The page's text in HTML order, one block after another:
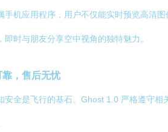
手机应用程序，用户不仅能实时预览高清
即时与朋友分享空中视角的独特魅力。
，售后无忧
安全是飞行的基石。Ghost 1.0 严格遵守